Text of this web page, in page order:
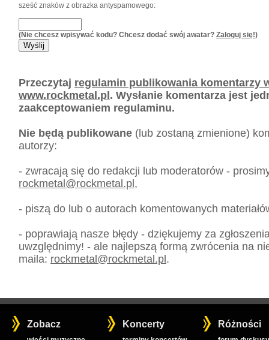
sześć znaków z obrazka antyspamowego:
(Nie chcesz wpisywać kodu? Chcesz dodać swój awatar? Zaloguj się!)
Przeczytaj regulamin publikowania komentarzy
www.rockmetal.pl. Wysłanie komentarza jest
zaakceptowaniem regulaminu.
Nie będą publikowane (lub zostaną zmienione)
autorzy:
- zwracają się do redakcji lub moderatorów -
rockmetal@rockmetal.pl,
- piszą do lub o autorach komentowanych
- poprawiają nasze błędy - dziękujemy za
uwzględnimy! - ale najlepszą formą zwrócenia na
maila: rockmetal@rockmetal.pl.
Zobacz Koncerty Różności